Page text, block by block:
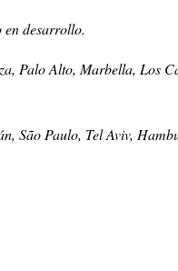
en desarrollo.
Palo Alto, Marbella, Los
São Paulo, Tel Aviv,